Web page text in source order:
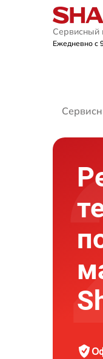
Сервисный
Ежедневно с